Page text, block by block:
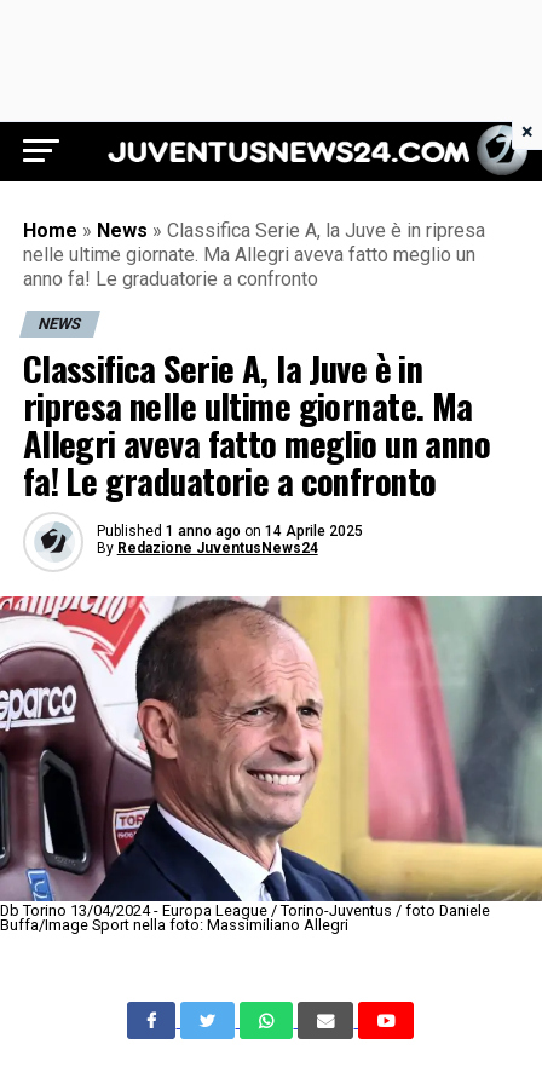
Juventus News 24
Home » News » Classifica Serie A, la Juve è in ripresa
nelle ultime giornate. Ma Allegri aveva fatto meglio un
anno fa! Le graduatorie a confronto
NEWS
Classifica Serie A, la Juve è in
ripresa nelle ultime giornate. Ma
Allegri aveva fatto meglio un anno
fa! Le graduatorie a confronto
Published 1 anno ago on 14 Aprile 2025
By Redazione JuventusNews24
Db Torino 13/04/2024 - Europa League / Torino-Juventus / foto Daniele
Buffa/Image Sport nella foto: Massimiliano Allegri
×